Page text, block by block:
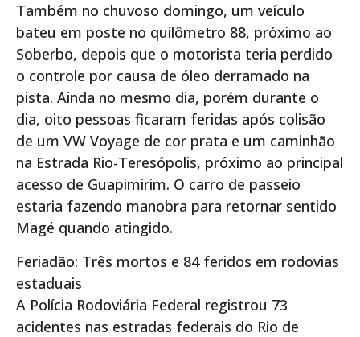
Também no chuvoso domingo, um veículo
bateu em poste no quilômetro 88, próximo ao
Soberbo, depois que o motorista teria perdido
o controle por causa de óleo derramado na
pista. Ainda no mesmo dia, porém durante o
dia, oito pessoas ficaram feridas após colisão
de um VW Voyage de cor prata e um caminhão
na Estrada Rio-Teresópolis, próximo ao principal
acesso de Guapimirim. O carro de passeio
estaria fazendo manobra para retornar sentido
Magé quando atingido.
Feriadão: Três mortos e 84 feridos em rodovias
estaduais
A Polícia Rodoviária Federal registrou 73
acidentes nas estradas federais do Rio de